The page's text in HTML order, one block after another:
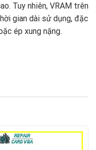
Tuy nhiên, VRAM trên
gian dài sử dụng, đặc
ép xung nặng.
Nvidia bị lỗi